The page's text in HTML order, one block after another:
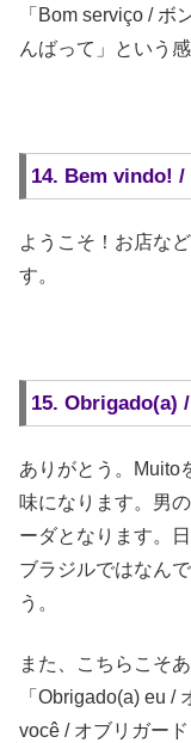
「Bom serviço / ボ
んばって」という
14. Bem vindo! /
ようこそ！お店な
す。
15. Obrigado(a)
ありがとう。Muito
味になります。男
ーダとなります。
ブラジルではなん
う。
また、こちらこそ
「Obrigado(a) eu /
você / オブリガー